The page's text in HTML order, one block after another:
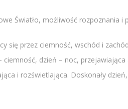
Światło, możliwość
się przez ciemność, wschód i
ciemność, dzień – noc,
i rozświetlająca. Doskonały